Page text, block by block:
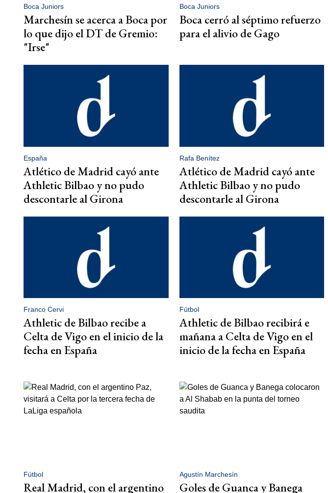
Boca Juniors
Marchesín se acerca a Boca por
lo que dijo el DT de Gremio:
"Irse"
Boca Juniors
Boca cerró al séptimo refuerzo
para el alivio de Gago
España
Atlético de Madrid cayó ante
Athletic Bilbao y no pudo
descontarle al Girona
Rafa Benítez
Atlético de Madrid cayó ante
Athletic Bilbao y no pudo
descontarle al Girona
Franco Cervi
Athletic de Bilbao recibe a
Celta de Vigo en el inicio de la
fecha en España
Fútbol
Athletic de Bilbao recibirá e
mañana a Celta de Vigo en el
inicio de la fecha en España
Fútbol
Real Madrid, con el argentino
Agustín Marchesín
Goles de Guanca y Banega